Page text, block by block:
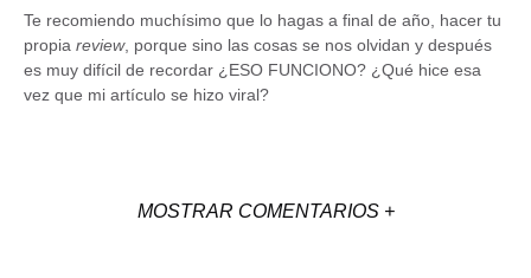
Te recomiendo muchísimo que lo hagas a final de año, hacer tu
propia review, porque sino las cosas se nos olvidan y después
es muy difícil de recordar ¿ESO FUNCIONO? ¿Qué hice esa
vez que mi artículo se hizo viral?
MOSTRAR COMENTARIOS +